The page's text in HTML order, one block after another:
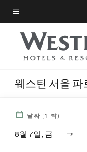
Skip
to
main
content
메뉴 텍스트
웨스틴 서울 파
날짜 (1 박)
8월 7일, 금